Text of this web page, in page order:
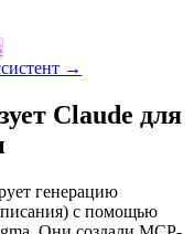
→
Claude для
генерацию
с помощью